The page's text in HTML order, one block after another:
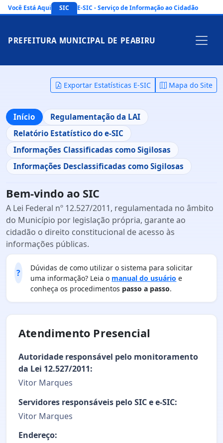
Você Está Aqui SIC E-SIC - Serviço de Informação ao Cidadão
PREFEITURA MUNICIPAL DE PEABIRU
Exportar Estatísticas E-SIC Mapa do Site
Início
Regulamentação da LAI
Relatório Estatístico do e-SIC
Informações Classificadas como Sigilosas
Informações Desclassificadas como Sigilosas
Bem-vindo ao SIC
A Lei Federal nº 12.527/2011, regulamentada no âmbito
do Município por legislação própria, garante ao
cidadão o direito constitucional de acesso às
informações públicas.
?
Dúvidas de como utilizar o sistema para solicitar
uma informação? Leia o manual do usuário e
conheça os procedimentos passo a passo.
Atendimento Presencial
Autoridade responsável pelo monitoramento
da Lei 12.527/2011:
Vitor Marques
Servidores responsáveis pelo SIC e e-SIC:
Vitor Marques
Endereço: